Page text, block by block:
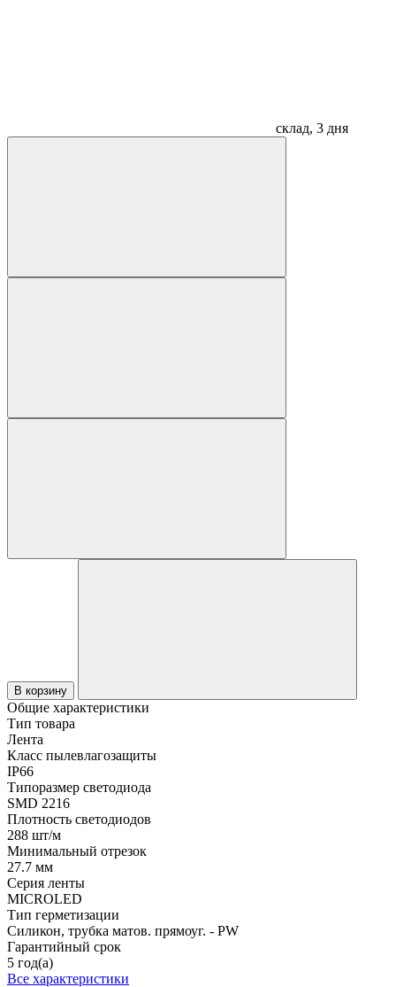
склад, 3 дня
В корзину
Общие характеристики
Тип товара
Лента
Класс пылевлагозащиты
IP66
Типоразмер светодиода
SMD 2216
Плотность светодиодов
288 шт/м
Минимальный отрезок
27.7 мм
Серия ленты
MICROLED
Тип герметизации
Силикон, трубка матов. прямоуг. - PW
Гарантийный срок
5 год(а)
Все характеристики